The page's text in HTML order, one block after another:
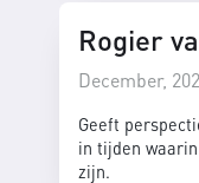
Rogier
December,
Geeft
in tijden
zijn.